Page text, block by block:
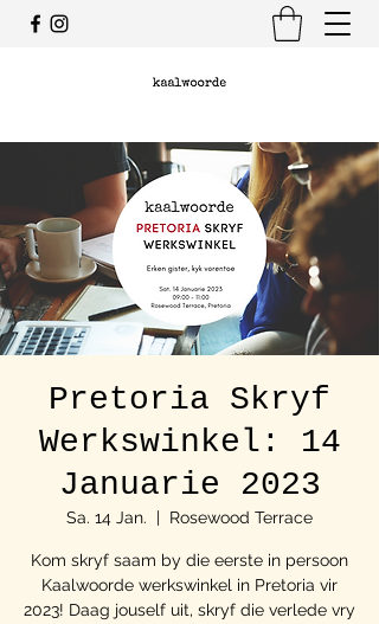
Pretoria Skryf
Werkswinkel: 14
Januarie 2023
Sa. 14 Jan.
  |
Rosewood Terrace
Kom skryf saam by die eerste in persoon
Kaalwoorde werkswinkel in Pretoria vir
2023! Daag jouself uit, skryf die verlede vry